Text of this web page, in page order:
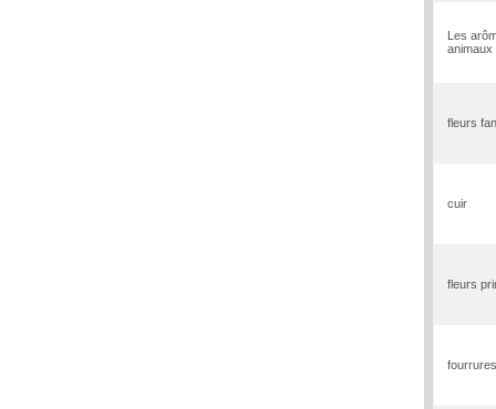
Les
animaux
fleurs
cuir
fleurs
fourrures